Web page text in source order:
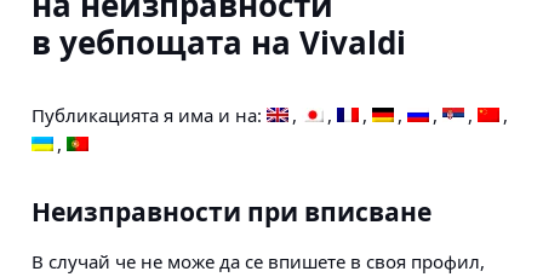
в уебпощата на Vivaldi
Публикацията я има и на:
Неизправности при вписване
В случай че не може да се впишете в своя профил,